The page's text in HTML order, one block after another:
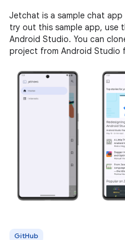
Jetchat is a sample chat
try out this sample app, use
Android Studio. You can
project from Android Studio
GitHub